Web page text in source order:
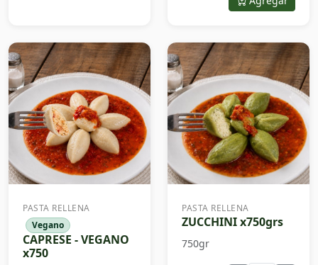
PASTA RELLENA
Vegano
CAPRESE - VEGANO
x750
PASTA RELLENA
ZUCCHINI x750grs
750gr